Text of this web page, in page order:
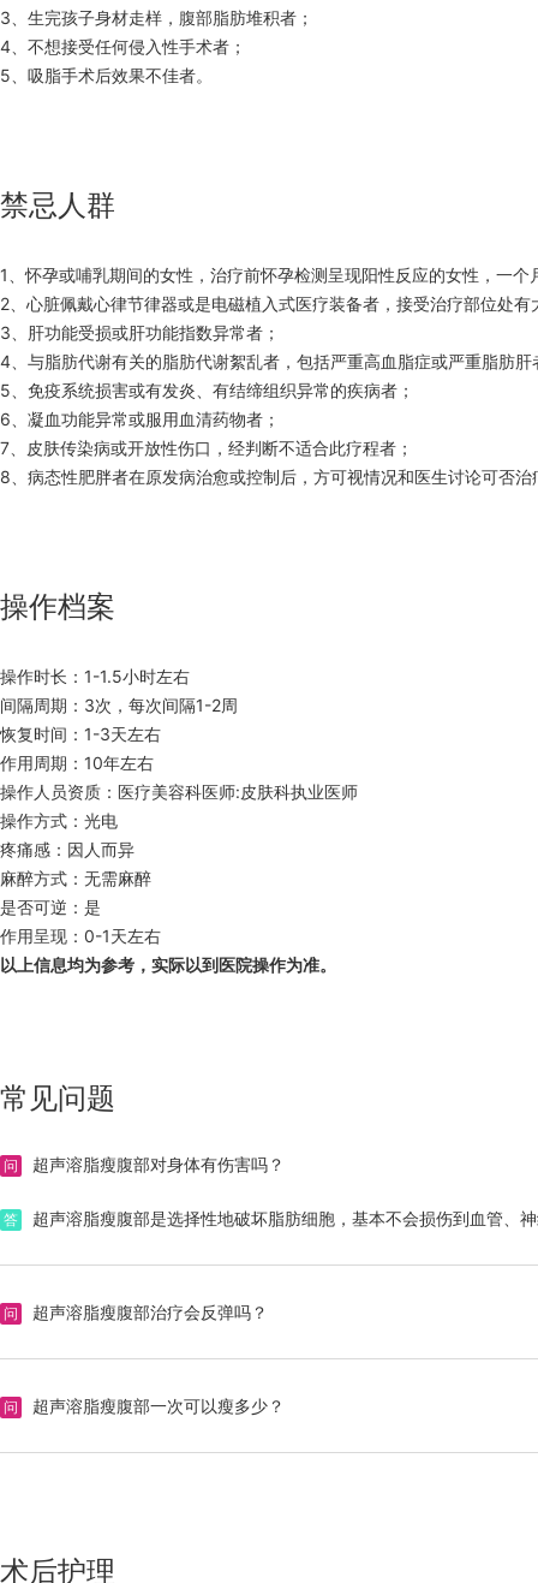
3、生完孩子身材走样，腹部脂肪堆积者；
4、不想接受任何侵入性手术者；
5、吸脂手术后效果不佳者。
禁忌人群
1、怀孕或哺乳期间的女性，治疗前怀孕检测呈现阳性反应的女性，一个
2、心脏佩戴心律节律器或是电磁植入式医疗装备者，接受治疗部位处有
3、肝功能受损或肝功能指数异常者；
4、与脂肪代谢有关的脂肪代谢絮乱者，包括严重高血脂症或严重脂肪
5、免疫系统损害或有发炎、有结缔组织异常的疾病者；
6、凝血功能异常或服用血清药物者；
7、皮肤传染病或开放性伤口，经判断不适合此疗程者；
8、病态性肥胖者在原发病治愈或控制后，方可视情况和医生讨论可否治
操作档案
操作时长：1-1.5小时左右
间隔周期：3次，每次间隔1-2周
恢复时间：1-3天左右
作用周期：10年左右
操作人员资质：医疗美容科医师:皮肤科执业医师
操作方式：光电
疼痛感：因人而异
麻醉方式：无需麻醉
是否可逆：是
作用呈现：0-1天左右
以上信息均为参考，实际以到医院操作为准。
常见问题
问 超声溶脂瘦腹部对身体有伤害吗？
答 超声溶脂瘦腹部是选择性地破坏脂肪细胞，基本不会损伤到血管、
问 超声溶脂瘦腹部治疗会反弹吗？
如果减掉的是水分而不是脂肪，一旦停止，就很容易出现体重反弹
问 超声溶脂瘦腹部一次可以瘦多少？
超声溶脂瘦腹部减的不是体重，而是线条跟形态，是一种缩减围
术后护理